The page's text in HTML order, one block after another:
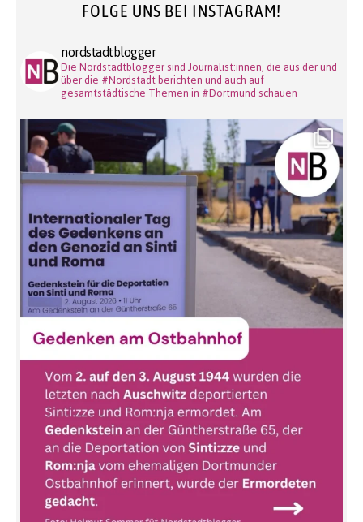
FOLGE UNS BEI INSTAGRAM!
nordstadtblogger
Die Nordstadtblogger sind Journalist:innen, die aus der und
über die #Nordstadt berichten und auch auf
gesamtstädtische Themen in #Dortmund schauen